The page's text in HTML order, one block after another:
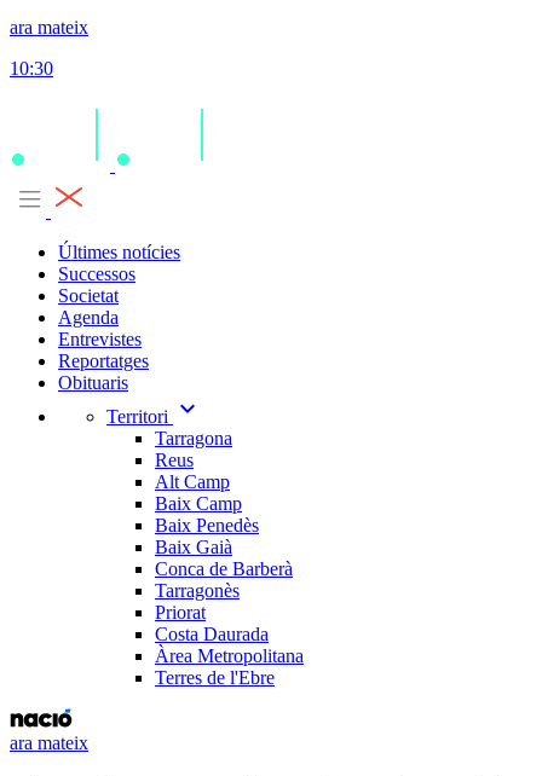
ara mateix
10:30
Últimes notícies
Successos
Societat
Agenda
Entrevistes
Reportatges
Obituaris
Territori
expand_more
Tarragona
Reus
Alt Camp
Baix Camp
Baix Penedès
Baix Gaià
Conca de Barberà
Tarragonès
Priorat
Costa Daurada
Àrea Metropolitana
Terres de l'Ebre
ara mateix